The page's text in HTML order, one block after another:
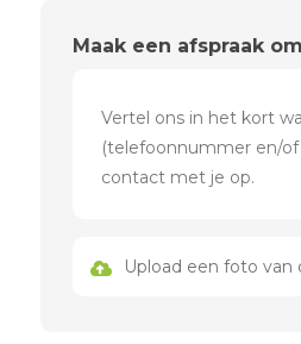
Maak een afspraak
Upload een foto van